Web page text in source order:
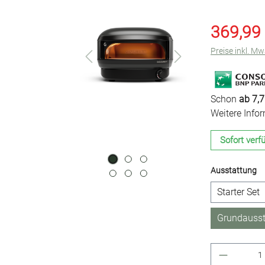
Preise inkl.
Schon ab
Weitere
Sofort
Ausstattung
Starter Set